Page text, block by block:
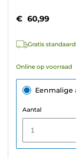
sterren.
beoordelingen
€ 60,99
Gratis
Online op voorraad
Eenmalige
Aantal
1